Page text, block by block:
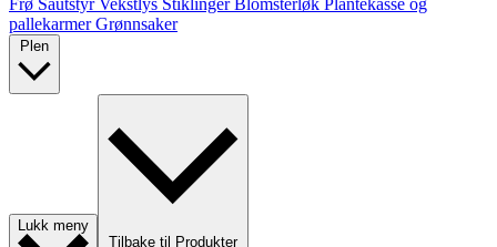
Frø SåutstyrVekstlys StiklingerBlomsterløk Plantekasse og
pallekarmerGrønnsaker
Lukk meny
Tilbake til Produkter